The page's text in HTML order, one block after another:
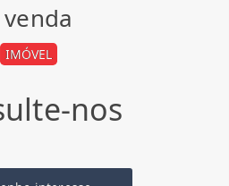
IMÓVEL
nos